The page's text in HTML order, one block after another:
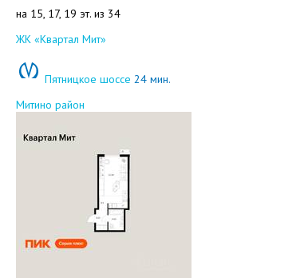
на 15, 17, 19 эт. из 34
Добавить в избранное
ЖК «Квартал Мит»
Пятницкое шоссе 24 мин.
Митино район